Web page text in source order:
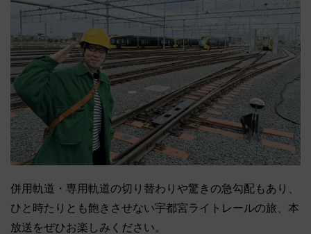
併用軌道・専用軌道の切り替わりや驚きの急勾配もあり、
ひと時たりとも飽きさせない宇都宮ライトレールの旅、本
放送をぜひお楽しみください。